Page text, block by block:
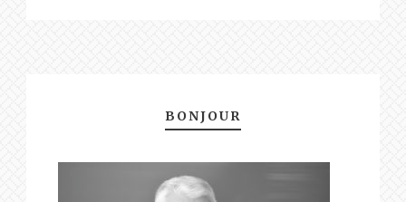
BONJOUR